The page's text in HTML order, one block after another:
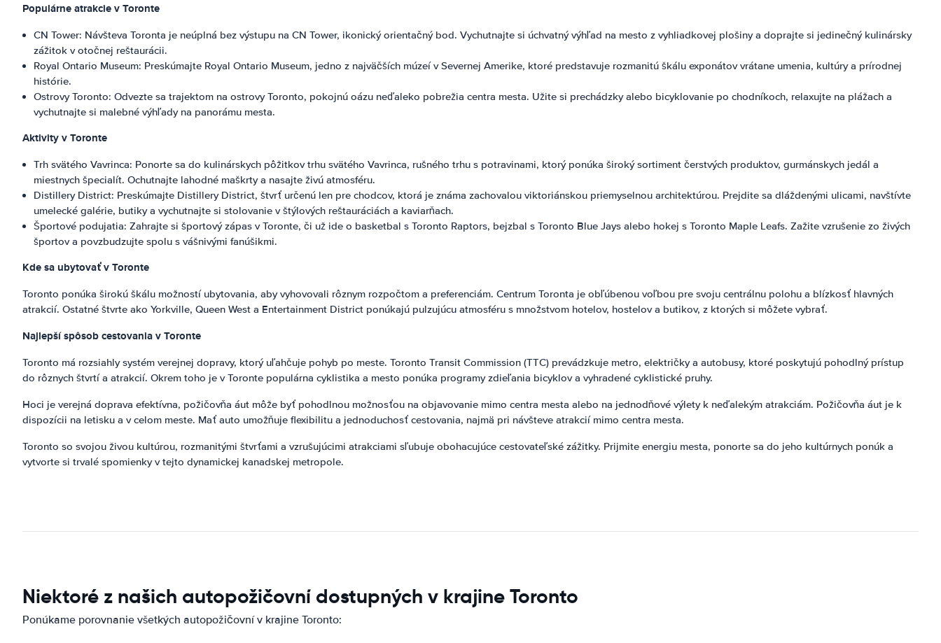
Populárne atrakcie v Toronte
CN Tower: Návšteva Toronta je neúplná bez výstupu na CN Tower, ikonický orientačný bod. Vychutnajte si úchvatný výhľad na mesto z vyhliadkovej plošiny a doprajte si jedinečný kulinársky
zážitok v otočnej reštaurácii.
Royal Ontario Museum: Preskúmajte Royal Ontario Museum, jedno z najväčších múzeí v Severnej Amerike, ktoré predstavuje rozmanitú škálu exponátov vrátane umenia, kultúry a prírodnej
histórie.
Ostrovy Toronto: Odvezte sa trajektom na ostrovy Toronto, pokojnú oázu neďaleko pobrežia centra mesta. Užite si prechádzky alebo bicyklovanie po chodníkoch, relaxujte na plážach a
vychutnajte si malebné výhľady na panorámu mesta.
Aktivity v Toronte
Trh svätého Vavrinca: Ponorte sa do kulinárskych pôžitkov trhu svätého Vavrinca, rušného trhu s potravinami, ktorý ponúka široký sortiment čerstvých produktov, gurmánskych jedál a
miestnych špecialít. Ochutnajte lahodné maškrty a nasajte živú atmosféru.
Distillery District: Preskúmajte Distillery District, štvrť určenú len pre chodcov, ktorá je známa zachovalou viktoriánskou priemyselnou architektúrou. Prejdite sa dláždenými ulicami, navštívte
umelecké galérie, butiky a vychutnajte si stolovanie v štýlových reštauráciách a kaviarňach.
Športové podujatia: Zahrajte si športový zápas v Toronte, či už ide o basketbal s Toronto Raptors, bejzbal s Toronto Blue Jays alebo hokej s Toronto Maple Leafs. Zažite vzrušenie zo živých
športov a povzbudzujte spolu s vášnivými fanúšikmi.
Kde sa ubytovať v Toronte
Toronto ponúka širokú škálu možností ubytovania, aby vyhovovali rôznym rozpočtom a preferenciám. Centrum Toronta je obľúbenou voľbou pre svoju centrálnu polohu a blízkosť hlavných
atrakcií. Ostatné štvrte ako Yorkville, Queen West a Entertainment District ponúkajú pulzujúcu atmosféru s množstvom hotelov, hostelov a butikov, z ktorých si môžete vybrať.
Najlepší spôsob cestovania v Toronte
Toronto má rozsiahly systém verejnej dopravy, ktorý uľahčuje pohyb po meste. Toronto Transit Commission (TTC) prevádzkuje metro, električky a autobusy, ktoré poskytujú pohodlný prístup
do rôznych štvrtí a atrakcií. Okrem toho je v Toronte populárna cyklistika a mesto ponúka programy zdieľania bicyklov a vyhradené cyklistické pruhy.
Hoci je verejná doprava efektívna, požičovňa áut môže byť pohodlnou možnosťou na objavovanie mimo centra mesta alebo na jednodňové výlety k neďalekým atrakciám. Požičovňa áut je k
dispozícii na letisku a v celom meste. Mať auto umožňuje flexibilitu a jednoduchosť cestovania, najmä pri návšteve atrakcií mimo centra mesta.
Toronto so svojou živou kultúrou, rozmanitými štvrťami a vzrušujúcimi atrakciami sľubuje obohacujúce cestovateľské zážitky. Prijmite energiu mesta, ponorte sa do jeho kultúrnych ponúk a
vytvorte si trvalé spomienky v tejto dynamickej kanadskej metropole.
Niektoré z našich autopožičovní dostupných v krajine Toronto
Ponúkame porovnanie všetkých autopožičovní v krajine Toronto: